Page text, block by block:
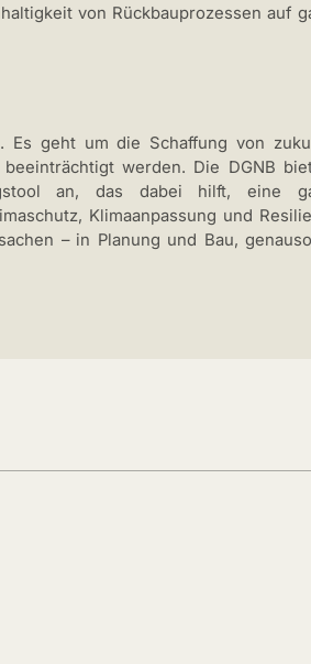
von Rückbauprozessen auf
Es geht um die Schaffung von
werden. Die DGNB
an, das dabei hilft, eine
Klimaanpassung und
– in Planung und Bau,